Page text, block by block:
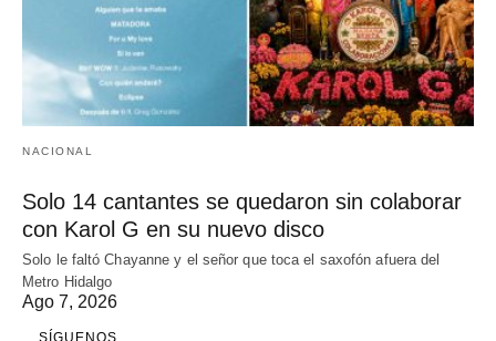
NACIONAL
Solo 14 cantantes se quedaron sin colaborar
con Karol G en su nuevo disco
Solo le faltó Chayanne y el señor que toca el saxofón afuera del
Metro Hidalgo
Ago 7, 2026